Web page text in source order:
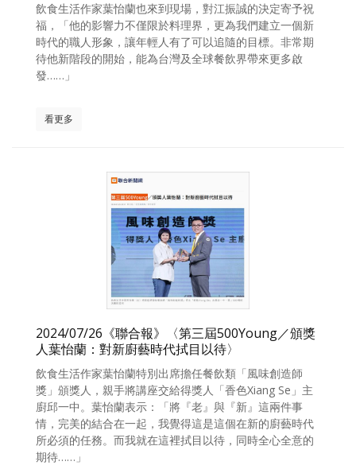
飲食生活作家葉怡蘭也來到現場，對江振誠的決定寄予祝
福，「他的影響力不僅限於料理界，更為我們建立一個新
時代的職人形象，讓年輕人有了可以追隨的目標。非常期
待他新階段的開始，能為台灣及全球餐飲界帶來更多啟
發……」
看更多
2024/07/26《聯合報》〈第三屆500Young／頒獎
人葉怡蘭：對新廚藝時代拭目以待〉
飲食生活作家葉怡蘭特別出席擔任餐飲類「風味創造師
獎」頒獎人，親手將講座交給得獎人「香色Xiang Se」主
廚邱一中。葉怡蘭表示：「將『老』與『新』這兩件事
情，完美的結合在一起，我覺得這是這個在新的廚藝時代
所必須的任務。而我就在這裡拭目以待，同時全心全意的
期待……」